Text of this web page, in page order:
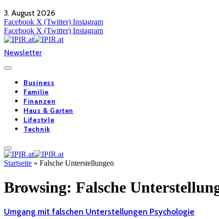
3. August 2026
Facebook X (Twitter) Instagram
Facebook X (Twitter) Instagram
Newsletter
Business
Familie
Finanzen
Haus & Garten
Lifestyle
Technik
Startseite » Falsche Unterstellungen
Browsing: Falsche
Umgang mit falschen Unterstellungen Psychologie